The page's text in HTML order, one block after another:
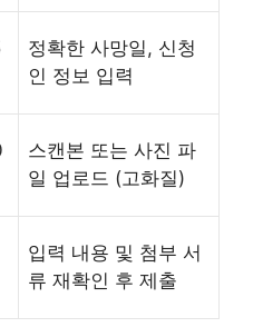
정확한 사망일, 신청
인 정보 입력
스캔본 또는 사진 파
일 업로드 (고화질)
입력 내용 및 첨부 서
류 재확인 후 제출